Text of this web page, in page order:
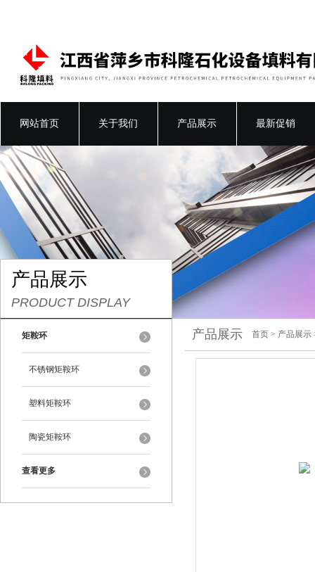
网站首页 关于我们 产品展示 最新促销
产品展示
PRODUCT DISPLAY
矩鞍环
不锈钢矩鞍环
塑料矩鞍环
陶瓷矩鞍环
查看更多
产品展示 首页 > 产品展示